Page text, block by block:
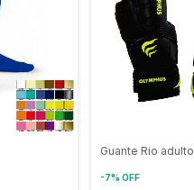
Guante Rio adulto
-7% OFF